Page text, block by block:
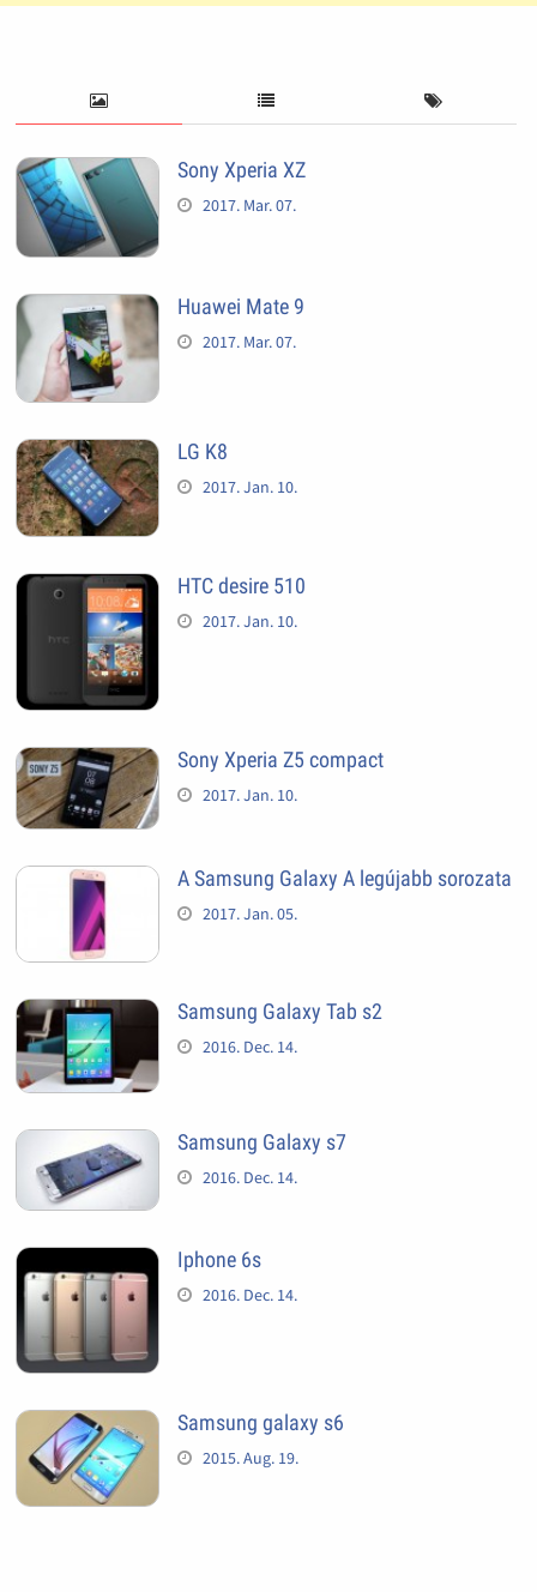
Sony Xperia XZ
2017. Mar. 07.
Huawei Mate 9
2017. Mar. 07.
LG K8
2017. Jan. 10.
HTC desire 510
2017. Jan. 10.
Sony Xperia Z5 compact
2017. Jan. 10.
A Samsung Galaxy A legújabb sorozata
2017. Jan. 05.
Samsung Galaxy Tab s2
2016. Dec. 14.
Samsung Galaxy s7
2016. Dec. 14.
Iphone 6s
2016. Dec. 14.
Samsung galaxy s6
2015. Aug. 19.